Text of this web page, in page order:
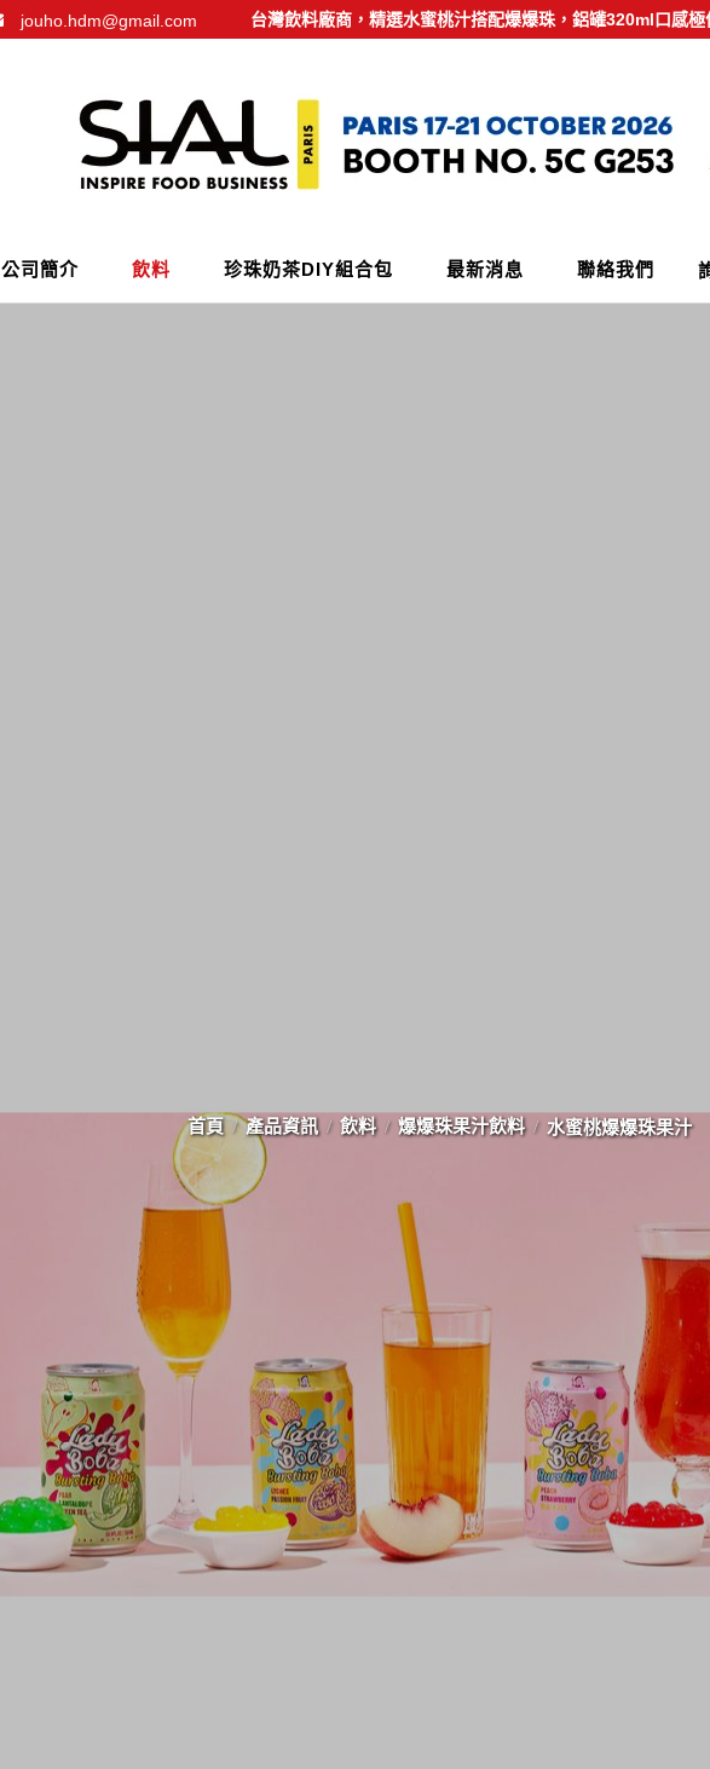
jouho.hdm@gmail.com 台灣飲料廠商，精選水蜜桃汁搭配爆爆珠，鋁罐320ml口感極
公司簡介 飲料 珍珠奶茶DIY組合包 最新消息 聯絡我們
首頁 產品資訊 飲料 爆爆珠果汁飲料 水蜜桃爆爆珠果汁